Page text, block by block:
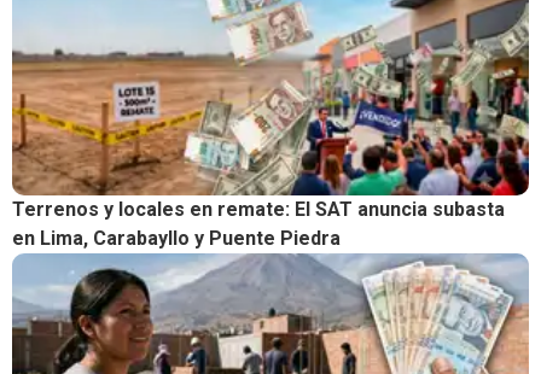
Terrenos y locales en remate: El SAT anuncia subasta
en Lima, Carabayllo y Puente Piedra